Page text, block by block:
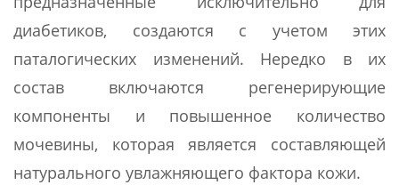
диабетиков, создаются с учетом этих
паталогических изменений. Нередко в их
состав включаются регенерирующие
компоненты и повышенное количество
мочевины, которая является составляющей
натурального увлажняющего фактора кожи.